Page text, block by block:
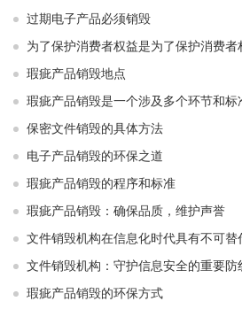
过期电子产品必须销毁
为了保护消费者权益是为了保护消费者
瑕疵产品销毁地点
瑕疵产品销毁是一个涉及多个环节和标
保密文件销毁的具体方法
电子产品销毁的环保之道
瑕疵产品销毁的程序和标准
瑕疵产品销毁：确保品质，维护声誉
文件销毁机构在信息化时代具有不可替
文件销毁机构：守护信息安全的重要防
瑕疵产品销毁的环保方式